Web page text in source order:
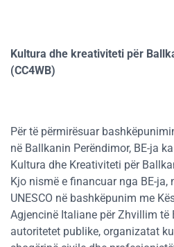
Kultura dhe kreativiteti për
(CC4WB)
Për të përmirësuar
në Ballkanin Perëndimor, BE-ja
Kultura dhe Kreativiteti për
Kjo nismë e financuar nga BE-ja,
UNESCO në bashkëpunim me
Agjencinë Italiane për Zhvillim
autoritetet publike, organizatat